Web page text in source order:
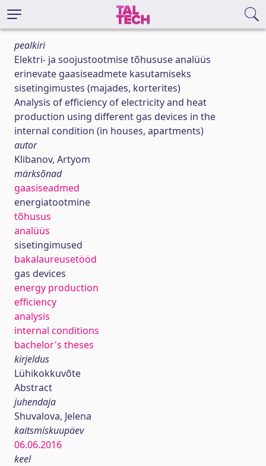
pealkiri
Elektri- ja soojustootmise tõhususe analüüs
erinevate gaasiseadmete kasutamiseks
sisetingimustes (majades, korterites)
Analysis of efficiency of electricity and heat
production using different gas devices in the
internal condition (in houses, apartments)
autor
Klibanov, Artyom
märksõnad
gaasiseadmed
energiatootmine
tõhusus
analüüs
sisetingimused
bakalaureusetööd
gas devices
energy production
efficiency
analysis
internal conditions
bachelor's theses
kirjeldus
Lühikokkuvõte
Abstract
juhendaja
Shuvalova, Jelena
kaitsmiskuupäev
06.06.2016
keel